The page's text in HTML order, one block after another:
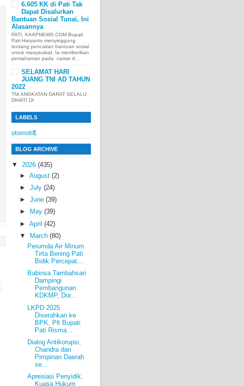
6.605 KK di Pati Tak
Dapat Disalurkan
Bantuan Sosial Tunai, Ini
Alasannya
PATI, KAAPNEWS.COM Bupati
Pati Haryanto menyinggung
tentang pencairan bantuan sosial
untuk masyarakat. Ia memberikan
pemahaman pada camat d...
SELAMAT HARI
JUANG TNI AD TAHUN
2022
TNI ANGKATAN DARAT SELALU
DIHATI DI
LABELS
otomotif1
BLOG ARCHIVE
▼ 2026 (435)
► August (2)
► July (24)
► June (39)
►
May (39)
► April (42)
▼
March (80)
Perumda Air Minum
Tirta Bening Pati
Bidik Percepat...
Babinsa Tambahsari
Dampingi
Pembangunan
KDKMP, Dor...
LKPD 2025
Diserahkan ke
BPK, Plt Bupati
Pati Risma...
Dialog Antikorupsi,
Chandra dan
Pimpinan Daerah
se...
Apresiasi Penyidik,
Kuasa Hukum